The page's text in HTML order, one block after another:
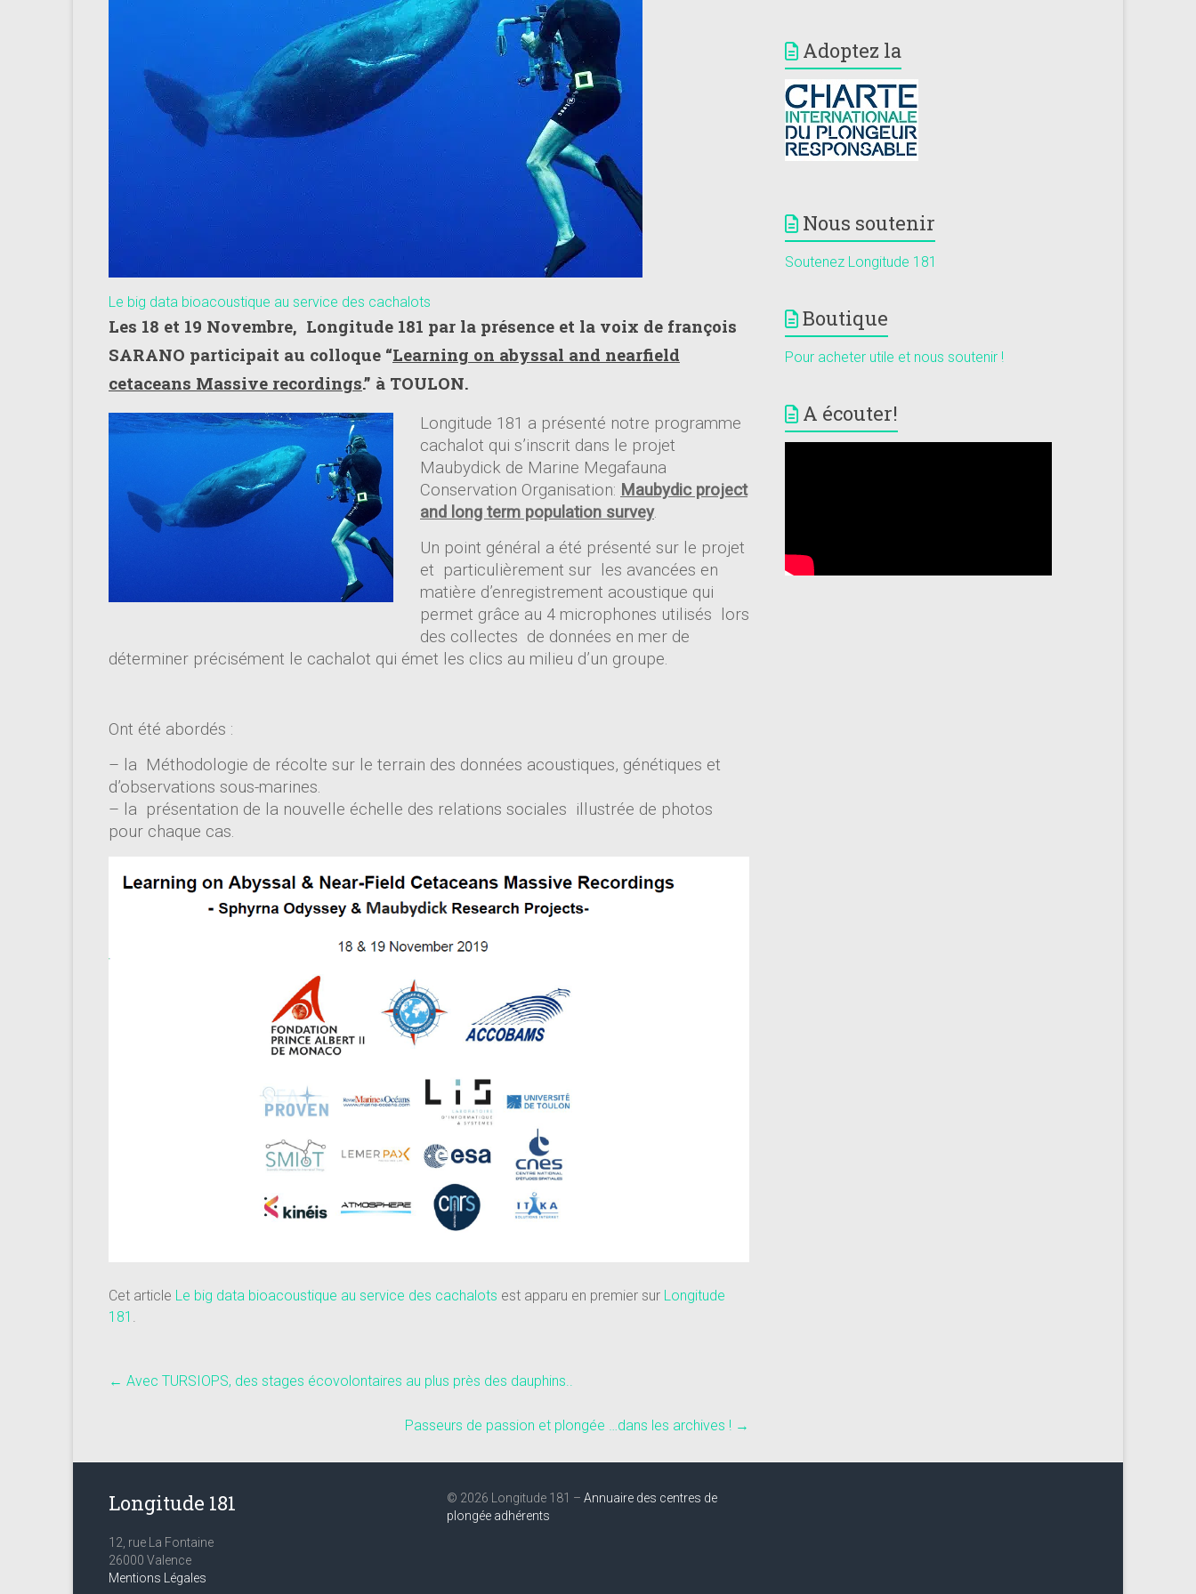
Longitude
Le big data bioacoustique au service des cachalots
Les 18 et 19 Novembre, Longitude 181 par la présence et la voix de françois
SARANO participait au colloque “Learning on abyssal and nearfield
cetaceans Massive recordings.” à TOULON.
Longitude 181 a présenté notre programme
cachalot qui s’inscrit dans le projet
Maubydick de Marine Megafauna
Conservation Organisation: Maubydic project
and long term population survey.
Un point général a été présenté sur le projet
et particulièrement sur les avancées en
matière d’enregistrement acoustique qui
permet grâce au 4 microphones utilisés lors
des collectes de données en mer de
déterminer précisément le cachalot qui émet les clics au milieu d’un groupe.
Ont été abordés :
– la Méthodologie de récolte sur le terrain des données acoustiques, génétiques et
d’observations sous-marines.
– la présentation de la nouvelle échelle des relations sociales illustrée de photos
pour chaque cas.
Cet article Le big data bioacoustique au service des cachalots est apparu en premier sur Longitude
181 .
← Avec TURSIOPS, des stages écovolontaires au plus près des dauphins..
Passeurs de passion et plongée …dans les archives ! →
Adoptez la
Nous soutenir
Soutenez Longitude 181
Boutique
Pour acheter utile et nous soutenir !
A écouter!
Longitude 181
12, rue La Fontaine
26000 Valence
Mentions Légales
© 2026 Longitude 181 – Annuaire des centres de
plongée adhérents